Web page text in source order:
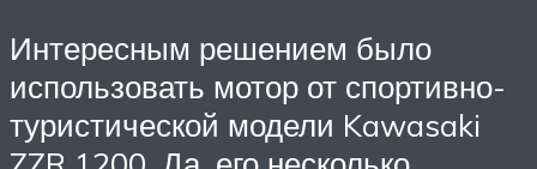
Интересным решением было
использовать мотор от спортивно-
туристической модели Kawasaki